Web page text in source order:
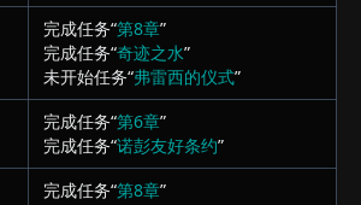
完成任务“第8章”
完成任务“奇迹之水”
未开始任务“弗雷西的仪式”
完成任务“第6章”
完成任务“诺彭友好条约”
完成任务“第8章”